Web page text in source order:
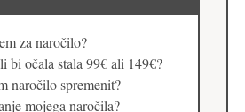
za naročilo?
bi očala stala 99€ ali 149€?
naročilo spremenit?
mojega naročila?